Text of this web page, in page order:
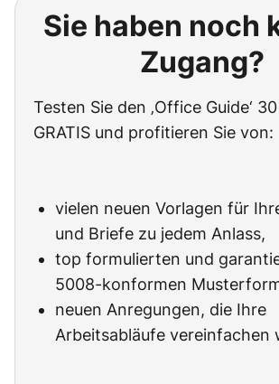
Sie haben noch
Zugang?
Testen Sie den ‚Office Guide‘
GRATIS und profitieren Sie von:
vielen neuen Vorlagen für
und Briefe zu jedem Anlass,
top formulierten und
5008-konformen
neuen Anregungen, die Ihre
Arbeitsabläufe vereinfachen